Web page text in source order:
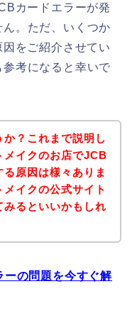
カードエラーが発
。ただ、いくつか
をご紹介させてい
考になると幸いで
？これまで説明し
メイクのお店でJCB
原因は様々ありま
イクの公式サイト
みるといいかもしれ
の問題を今すぐ解